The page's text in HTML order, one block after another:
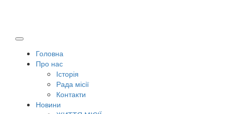
Головна
Про нас
Історія
Рада місії
Контакти
Новини